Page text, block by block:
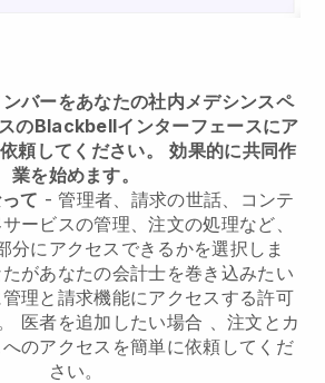
バーをあなたの社内メデシンスペ
のBlackbellインターフェースにア
頼してください。
効果的に共同作
業を始めます。
て - 管理者、請求の世話、コンテ
ービスの管理、注文の処理など、
分にアクセスできるかを選択しま
があなたの会計士を巻き込みたい
理と請求機能にアクセスする許可
医者を追加したい場合 、注文とカ
のアクセスを簡単に依頼してくだ
さい。